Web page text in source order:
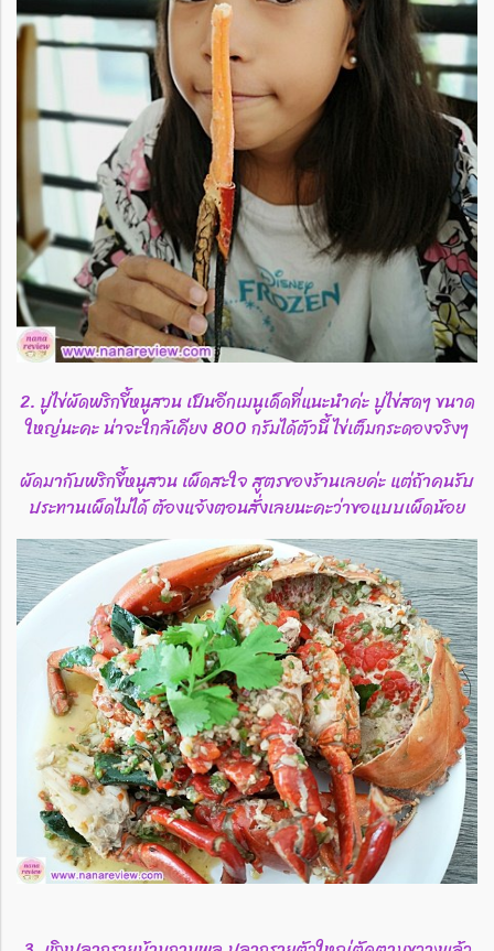
2. ปูไข่ผัดพริกขี้หนูสวน เป็นอีกเมนูเด็ดที่แนะนำค่ะ ปูไข่สดๆ ขนาด
ใหญ่นะคะ น่าจะใกล้เคียง 800 กรัมได้ตัวนี้ ไข่เต็มกระดองจริงๆ
ผัดมากับพริกขี้หนูสวน เผ็ดสะใจ สูตรของร้านเลยค่ะ แต่ถ้าคนรับ
ประทานเผ็ดไม่ได้ ต้องแจ้งตอนสั่งเลยนะคะว่าขอแบบเผ็ดน้อย